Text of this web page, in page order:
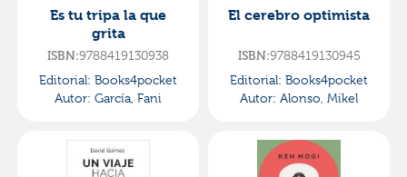
Es tu tripa la que
grita
ISBN:9788419130938
Editorial: Books4pocket
Autor: García, Fani
El cerebro optimista
ISBN:9788419130945
Editorial: Books4pocket
Autor: Alonso, Mikel